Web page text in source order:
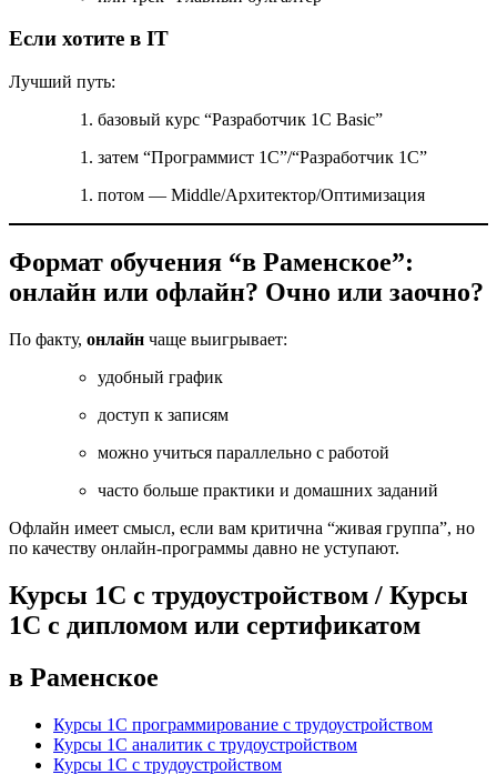
Если хотите в IT
Лучший путь:
базовый курс “Разработчик 1С Basic”
затем “Программист 1С”/“Разработчик 1С”
потом — Middle/Архитектор/Оптимизация
Формат обучения “в Раменское”:
онлайн или офлайн? Очно или заочно?
По факту, онлайн чаще выигрывает:
удобный график
доступ к записям
можно учиться параллельно с работой
часто больше практики и домашних заданий
Офлайн имеет смысл, если вам критична “живая группа”, но
по качеству онлайн-программы давно не уступают.
Курсы 1С с трудоустройством / Курсы
1С с дипломом или сертификатом
в Раменское
Курсы 1С программирование с трудоустройством
Курсы 1С аналитик с трудоустройством
Курсы 1С с трудоустройством